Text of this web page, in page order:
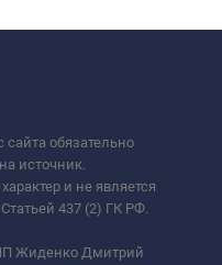
обязательно
источник.
и не является
437 (2) ГК РФ.
Жиденко Дмитрий